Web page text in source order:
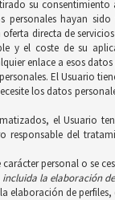
su
hayan sido
directa de
y el coste de su
enlace a esos datos
El Usuario
los datos
el Usuario
del
personal o se
la elaboración
de